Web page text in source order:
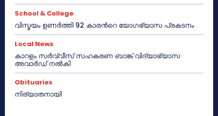
School & College
വിസ്മയം ഉണർത്തി 92 കാരൻറെ യോഗഭ്യാസ പ്രകടനം
Local News
കാറളം സർവ്വീസ് സഹകരണ ബാങ്ക് വിദ്യാഭ്യാസ
അവാർഡ് നൽകി
Obituaries
നിര്യാതനായി